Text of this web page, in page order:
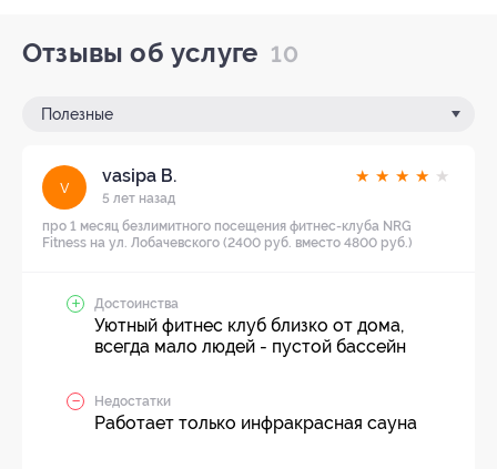
Отзывы об услуге 10
Полезные
v
vasipa В.
5 лет назад
★ ★ ★ ★ ★
про 1 месяц безлимитного посещения фитнес-клуба NRG
Fitness на ул. Лобачевского (2400 руб. вместо 4800 руб.)
Достоинства
Уютный фитнес клуб близко от дома,
всегда мало людей - пустой бассейн
Недостатки
Работает только инфракрасная сауна